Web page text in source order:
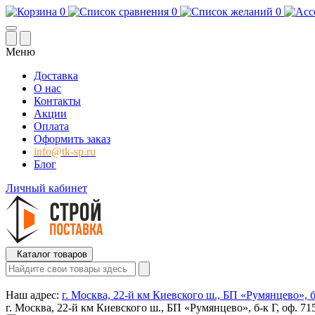
0 0 0
Меню
Доставка
О нас
Контакты
Акции
Оплата
Оформить заказ
info@tk-sp.ru
Блог
Личный кабинет
Каталог товаров
Наш адрес: г. Москва, 22-й км Киевского ш., БП «Румянцево»,
г. Москва, 22-й км Киевского ш., БП «Румянцево», б-к Г, оф.